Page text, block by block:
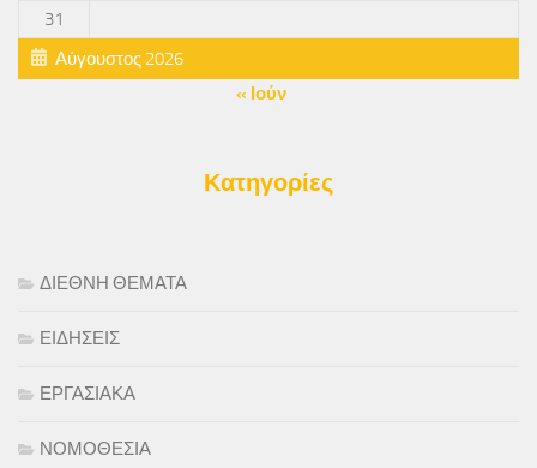
Αύγουστος 2026
31
« Ιούν
Κατηγορίες
ΔΙΕΘΝΗ ΘΕΜΑΤΑ
ΕΙΔΗΣΕΙΣ
ΕΡΓΑΣΙΑΚΑ
ΝΟΜΟΘΕΣΙΑ